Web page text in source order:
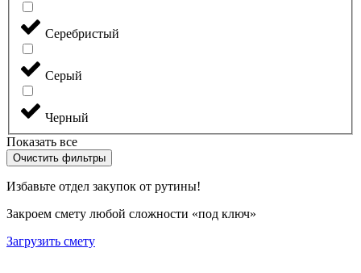
Серебристый
Серый
Черный
Показать все
Очистить фильтры
Избавьте отдел закупок от рутины!
Закроем смету любой сложности «под ключ»
Загрузить смету